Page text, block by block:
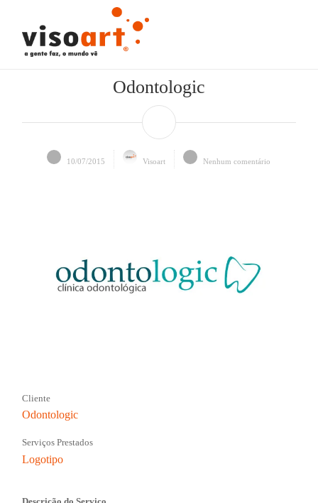
Odontologic
10/07/2015 Visoart Nenhum comentário
Cliente
Odontologic
Serviços Prestados
Logotipo